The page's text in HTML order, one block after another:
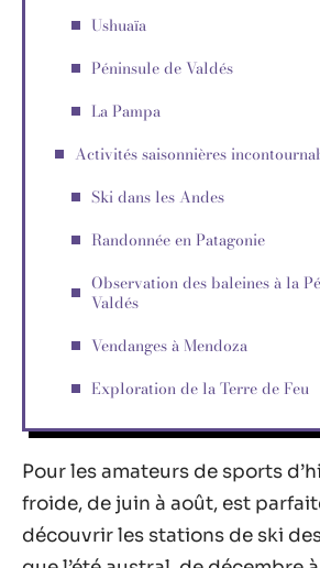
Ushuaïa
Péninsule de Valdés
La Pampa
Activités saisonnières
Ski dans les Andes
Randonnée en Patagonie
Observation des baleines à la
Valdés
Vendanges à Mendoza
Exploration de la Terre de Feu
Pour les amateurs de sports
froide, de juin à août, est
découvrir les stations de ski